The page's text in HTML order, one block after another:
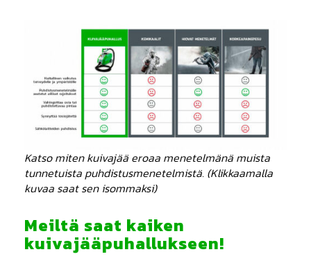
Katso miten kuivajää eroaa menetelmänä muista
tunnetuista puhdistusmenetelmistä. (Klikkaamalla
kuvaa saat sen isommaksi)
Meiltä saat kaiken
kuivajääpuhallukseen!